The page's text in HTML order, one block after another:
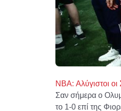
NBA: Αλύγιστοι
Σαν σήμερα ο
το 1-0 επί της